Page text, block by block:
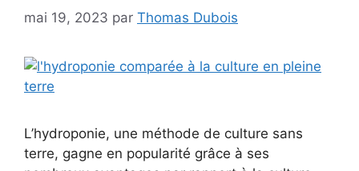
mai 19, 2023 par Thomas Dubois
L’hydroponie, une méthode de culture sans
terre, gagne en popularité grâce à ses